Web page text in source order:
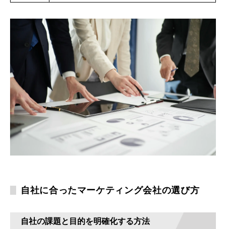
自社に合ったマーケティング会社の選び方
自社の課題と目的を明確化する方法